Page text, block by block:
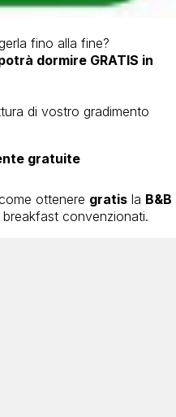
fino alla fine?
dormire GRATIS in
di vostro gradimento
gratuite
ottenere gratisla B&B
convenzionati.